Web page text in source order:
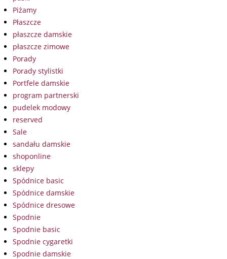
Piżamy
Płaszcze
płaszcze damskie
płaszcze zimowe
Porady
Porady stylistki
Portfele damskie
program partnerski
pudelek modowy
reserved
Sale
sandału damskie
shoponline
sklepy
Spódnice basic
Spódnice damskie
Spódnice dresowe
Spodnie
Spodnie basic
Spodnie cygaretki
Spodnie damskie